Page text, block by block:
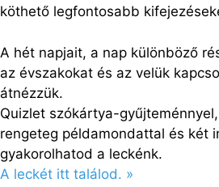
köthető legfontosabb
A hét napjait, a nap különböző
az évszakokat és az velük
átnézzük.
Quizlet szókártya-
rengeteg példamondattal és két
gyakorolhatod a leckénk.
A leckét itt találod. »